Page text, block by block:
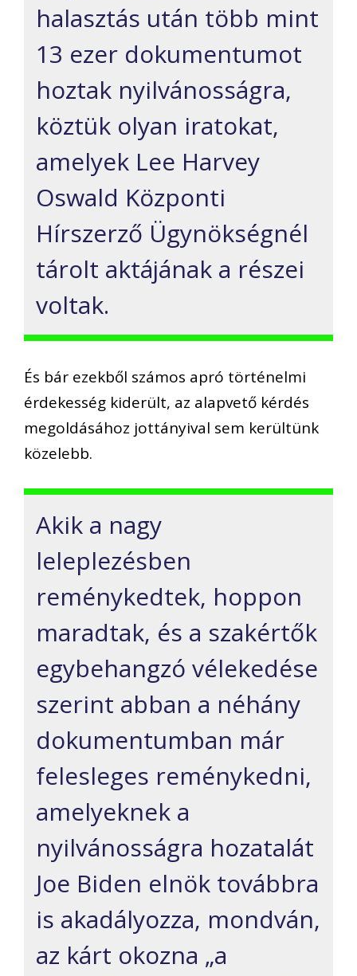
halasztás után több mint
13 ezer dokumentumot
hoztak nyilvánosságra,
köztük olyan iratokat,
amelyek Lee Harvey
Oswald Központi
Hírszerző Ügynökségnél
tárolt aktájának a részei
voltak.
És bár ezekből számos apró történelmi
érdekesség kiderült, az alapvető kérdés
megoldásához jottányival sem kerültünk
közelebb.
Akik a nagy
leleplezésben
reménykedtek, hoppon
maradtak, és a szakértők
egybehangzó vélekedése
szerint abban a néhány
dokumentumban már
felesleges reménykedni,
amelyeknek a
nyilvánosságra hozatalát
Joe Biden elnök továbbra
is akadályozza, mondván,
az kárt okozna „a